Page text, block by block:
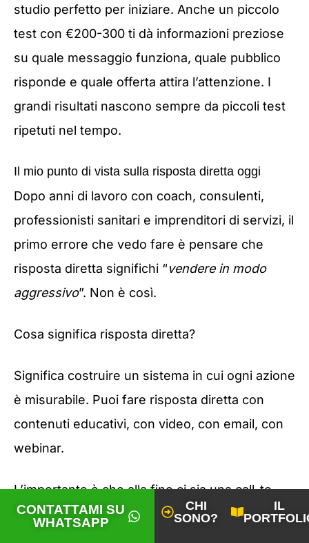
studio perfetto per iniziare. Anche un piccolo
test con €200-300 ti dà informazioni preziose
su quale messaggio funziona, quale pubblico
risponde e quale offerta attira l’attenzione. I
grandi risultati nascono sempre da piccoli test
ripetuti nel tempo.
Il mio punto di vista sulla risposta diretta oggi
Dopo anni di lavoro con coach, consulenti,
professionisti sanitari e imprenditori di servizi, il
primo errore che vedo fare è pensare che
risposta diretta significhi “vendere in modo
aggressivo”. Non è così.
Cosa significa risposta diretta?
Significa costruire un sistema in cui ogni azione
è misurabile. Puoi fare risposta diretta con
contenuti educativi, con video, con email, con
webinar.
L’importante è che alla fine ci sia una call-to-
action chiara e un modo per tracciare chi ha
CONTATTAMI SU
WHATSAPP
CHI
SONO?
IL